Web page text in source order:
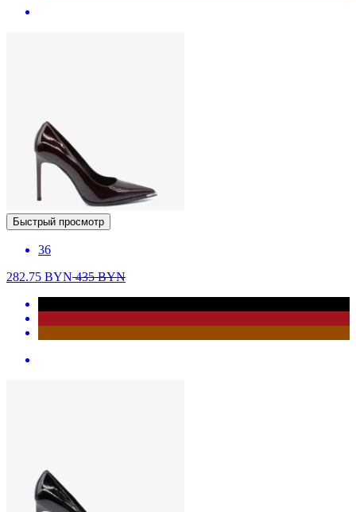
Быстрый просмотр
36
282.75 BYN435BYN